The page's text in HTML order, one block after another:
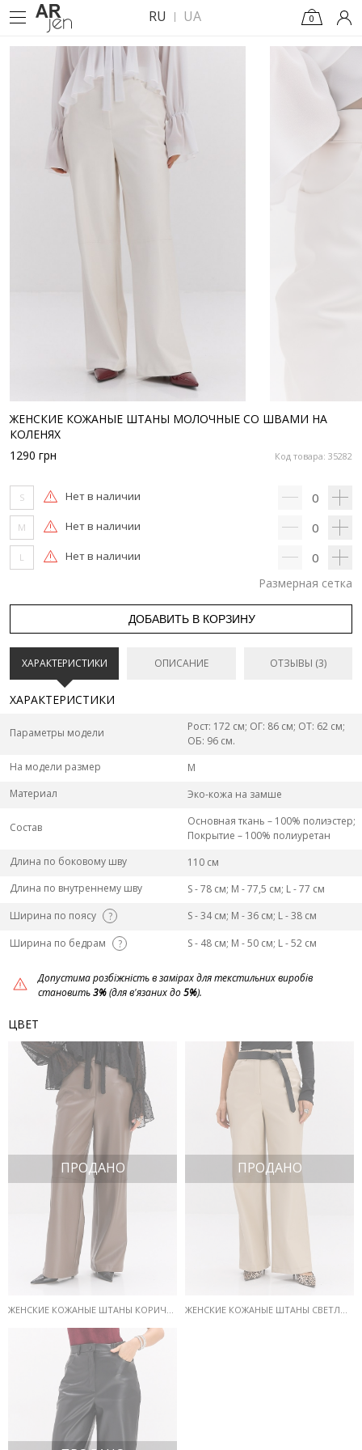
RU UA 0
ЖЕНСКИЕ КОЖАНЫЕ ШТАНЫ МОЛОЧНЫЕ СО ШВАМИ НА
КОЛЕНЯХ
Код товара: 35282
1290 грн
S Нет в наличии 0
M Нет в наличии 0
L Нет в наличии 0
Размерная сетка
ДОБАВИТЬ В КОРЗИНУ
ХАРАКТЕРИСТИКИ ОПИСАНИЕ ОТЗЫВЫ (3)
ХАРАКТЕРИСТИКИ
Параметры модели
Рост: 172 см; ОГ: 86 см; ОТ: 62 см;
ОБ: 96 см.
На модели размер
M
Материал
Эко-кожа на замше
Состав
Основная ткань – 100% полиэстер;
Покрытие – 100% полиуретан
Длина по боковому шву
110 см
Длина по внутреннему шву
S - 78 см; M - 77,5 см; L - 77 см
Ширина по поясу
?
S - 34 см; M - 36 см; L - 38 см
Ширина по бедрам
? S - 48 см; M - 50 см; L - 52 см
Допустима розбіжність в замірах для текстильних виробів
становить3%(для в'язаних до5%).
ЦВЕТ
ПРОДАНО
ЖЕНСКИЕ КОЖАНЫЕ ШТАНЫ КОРИЧНЕВЫЕ СО ШВАМИ НА КОЛЕНЯХ
ПРОДАНО
ЖЕНСКИЕ КОЖАНЫЕ ШТАНЫ СВЕТЛО-БЕЖЕВЫЕ СО ШВАМИ НА КОЛЕНЯХ